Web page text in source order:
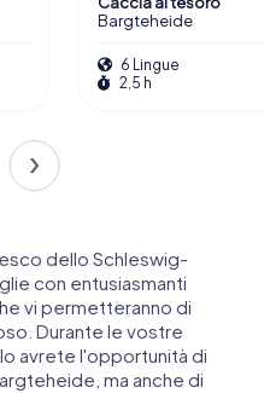
Bargteheide
6 Lingue
2,5 h
dello Schleswig-
con entusiasmanti
vi permetteranno di
Durante le vostre
avrete l'opportunità di
ma anche di